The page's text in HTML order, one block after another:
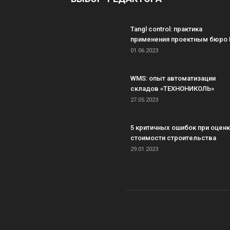
Tangl control: практика
применения проектным бюро
01.06.2023
WMS: опыт автоматизации
складов «ТЕХНОНИКОЛЬ»
27.05.2023
5 критичных ошибок при
стоимости строительства
29.01.2023